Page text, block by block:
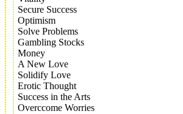
Secure Success
Optimism
Solve Problems
Gambling Stocks
Money
A New Love
Solidify Love
Erotic Thought
Success in the Arts
Overccome Worries